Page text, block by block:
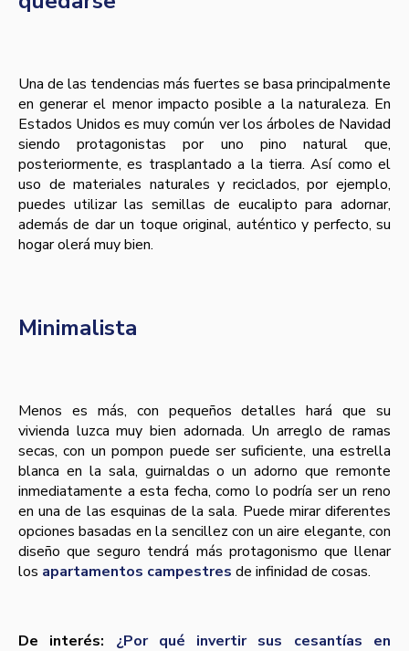
Una de las tendencias más fuertes se basa principalmente
en generar el menor impacto posible a la naturaleza. En
Estados Unidos es muy común ver los árboles de Navidad
siendo protagonistas por uno pino natural que,
posteriormente, es trasplantado a la tierra. Así como el
uso de materiales naturales y reciclados, por ejemplo,
puedes utilizar las semillas de eucalipto para adornar,
además de dar un toque original, auténtico y perfecto, su
hogar olerá muy bien.
Minimalista
Menos es más, con pequeños detalles hará que su
vivienda luzca muy bien adornada. Un arreglo de ramas
secas, con un pompon puede ser suficiente, una estrella
blanca en la sala, guirnaldas o un adorno que remonte
inmediatamente a esta fecha, como lo podría ser un reno
en una de las esquinas de la sala. Puede mirar diferentes
opciones basadas en la sencillez con un aire elegante, con
diseño que seguro tendrá más protagonismo que llenar
los apartamentos campestres de infinidad de cosas.
De interés: ¿Por qué invertir sus cesantías en